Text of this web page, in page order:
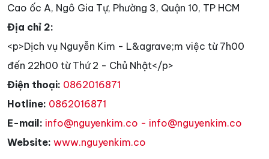
Cao ốc A, Ngô Gia Tự, Phường 3, Quận 10, TP HCM
Địa chỉ 2:
<p>Dịch vụ Nguyễn Kim - L&agrave;m việc từ 7h00
đến 22h00 từ Thứ 2 - Chủ Nhật</p>
Điện thoại: 0862016871
Hotline: 0862016871
E-mail: info@nguyenkim.co - info@nguyenkim.co
Website: www.nguyenkim.co